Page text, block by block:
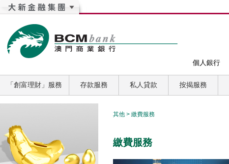
個人銀行
「創富理財」服務 存款服務 私人貸款 按揭服務
其他 > 繳費服務
繳費服務